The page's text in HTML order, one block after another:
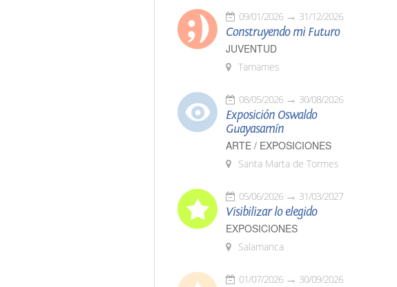
09/01/2026 31/12/2026
Construyendo mi Futuro
JUVENTUD
Tamames
08/05/2026 30/08/2026
Exposición Oswaldo
Guayasamín
ARTE / EXPOSICIONES
Santa Marta de Tormes
05/06/2026 31/03/2027
Visibilizar lo elegido
EXPOSICIONES
Salamanca
01/07/2026 30/09/2026